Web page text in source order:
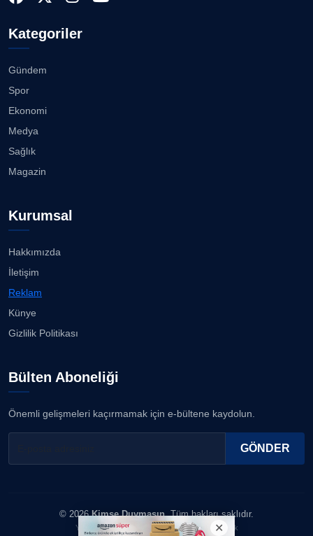
Kategoriler
Gündem
Spor
Ekonomi
Medya
Sağlık
Magazin
Kurumsal
Hakkımızda
İletişim
Reklam
Künye
Gizlilik Politikası
Bülten Aboneliği
Önemli gelişmeleri kaçırmamak için e-bültene kaydolun.
GÖNDER
© 2026Kimse Duymasın. Tüm hakları saklıdır.
Yazılım & Tasarım: Erboy Yayıncılık Reklamcılık